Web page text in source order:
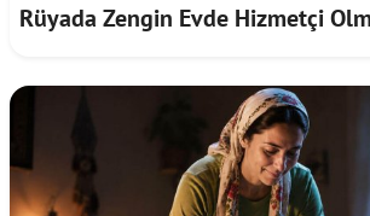
Rüyada Zengin Evde Hizmetçi